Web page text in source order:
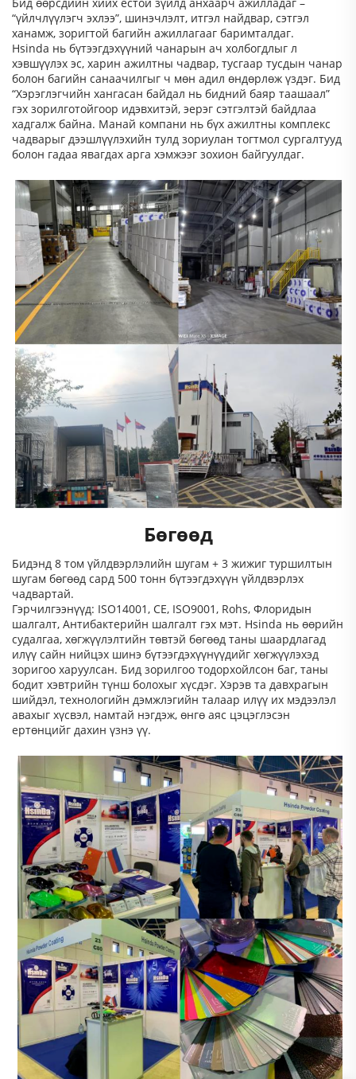
“үйлчлүүлэгч эхлээ”, шинэчлэлт, итгэл найдвар, сэтгэл
ханамж, зоригтой багийн ажиллагааг баримталдаг.
Hsinda нь бүтээгдэхүүний чанарын ач холбогдлыг л
хэвшүүлэх эс, харин ажилтны чадвар, тусгаар тусдын чанар
болон багийн санаачилгыг ч мөн адил өндөрлөж үздэг. Бид
“Хэрэглэгчийн хангасан байдал нь бидний баяр таашаал”
гэх зорилготойгоор идэвхитэй, эерэг сэтгэлтэй байдлаа
хадгалж байна. Манай компани нь бүх ажилтны комплекс
чадварыг дээшлүүлэхийн тулд зориулан тогтмол сургалтууд
болон гадаа явагдах арга хэмжээг зохион байгуулдаг.
Бөгөөд
Бидэнд 8 том үйлдвэрлэлийн шугам + 3 жижиг туршилтын
шугам бөгөөд сард 500 тонн бүтээгдэхүүн үйлдвэрлэх
чадвартай.
Гэрчилгээнүүд: ISO14001, CE, ISO9001, Rohs, Флоридын
шалгалт, Антибактерийн шалгалт гэх мэт. Hsinda нь өөрийн
судалгаа, хөгжүүлэлтийн төвтэй бөгөөд таны шаардлагад
илүү сайн нийцэх шинэ бүтээгдэхүүнүүдийг хөгжүүлэхэд
зоригоо харуулсан. Бид зорилгоо тодорхойлсон баг, таны
бодит хэвтрийн түнш болохыг хүсдэг. Хэрэв та давхрагын
шийдэл, технологийн дэмжлэгийн талаар илүү их мэдээлэл
авахыг хүсвэл, намтай нэгдэж, өнгө аяс цэцэглэсэн
ертөнцийг дахин үзнэ үү.